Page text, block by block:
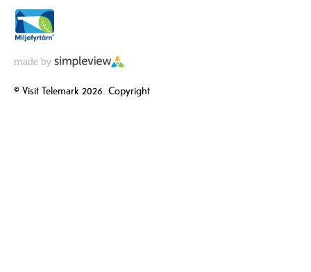
© Visit Telemark 2026. Copyright